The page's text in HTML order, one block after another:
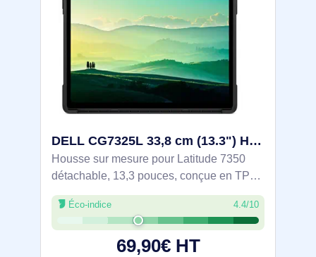
DELL CG7325L 33,8 cm (13.3") Housse Noir - DELL-CG7325L
Housse sur mesure pour Latitude 7350
détachable, 13,3 pouces, conçue en TPU
avec protections d’angles résistantes aux
chocs et 49 % de matériaux recyclés.
Accédez au pied de support sans retirer
Éco-indice 4.4/10
69,90€ HT